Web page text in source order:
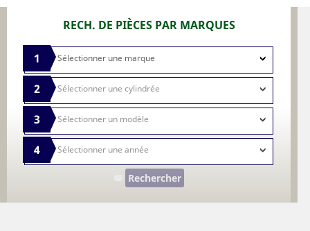
RECH. DE PIÈCES PAR MARQUES
1
2
3
4
Rechercher